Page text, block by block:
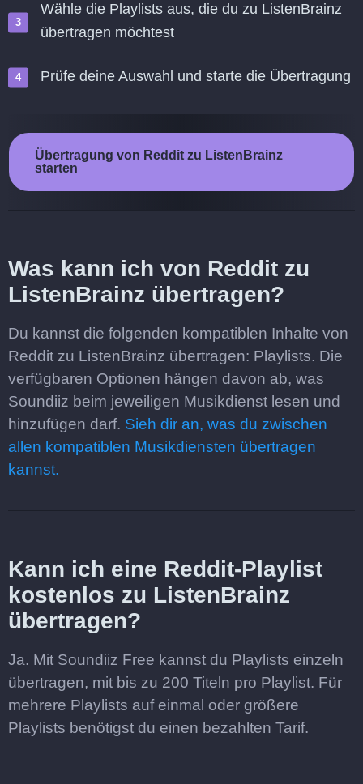
Wähle die Playlists aus, die du zu ListenBrainz
übertragen möchtest
Prüfe deine Auswahl und starte die Übertragung
Übertragung von Reddit zu ListenBrainz
starten
Was kann ich von Reddit zu
ListenBrainz übertragen?
Du kannst die folgenden kompatiblen Inhalte von
Reddit zu ListenBrainz übertragen: Playlists. Die
verfügbaren Optionen hängen davon ab, was
Soundiiz beim jeweiligen Musikdienst lesen und
hinzufügen darf. Sieh dir an, was du zwischen
allen kompatiblen Musikdiensten übertragen
kannst.
Kann ich eine Reddit-Playlist
kostenlos zu ListenBrainz
übertragen?
Ja. Mit Soundiiz Free kannst du Playlists einzeln
übertragen, mit bis zu 200 Titeln pro Playlist. Für
mehrere Playlists auf einmal oder größere
Playlists benötigst du einen bezahlten Tarif.